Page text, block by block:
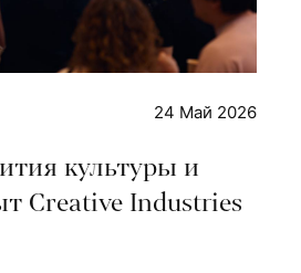
24 Май 2026
культуры и
Creative Industries